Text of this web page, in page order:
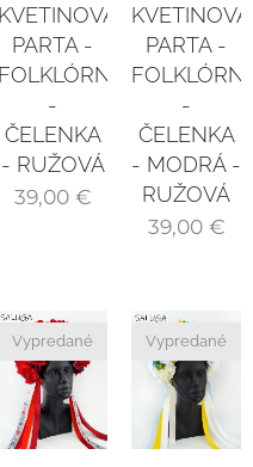
KVETINOVÁ
PARTA -
FOLKLÓRNA
-
ČELENKA
- RUŽOVÁ
39,00€
KVETINOVÁ
PARTA -
-
ČELENKA
- MODRÁ -
RUŽOVÁ
39,00€
Vypredané Vypredané